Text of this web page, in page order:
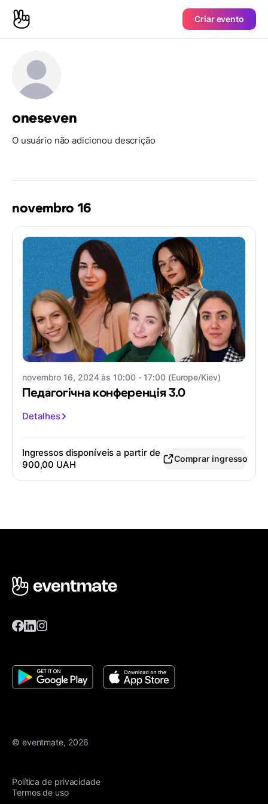
Criar evento
oneseven
O usuário não adicionou descrição
novembro 16
novembro 16, 2024 às 10:00 - 17:00 (Europe/Kiev)
Педагогічна конференція 3.0
Detalhes
Ingressos disponíveis a partir de
900,00 UAH
Comprar ingresso
© eventmate, 2026
Política de privacidade
Termos de uso